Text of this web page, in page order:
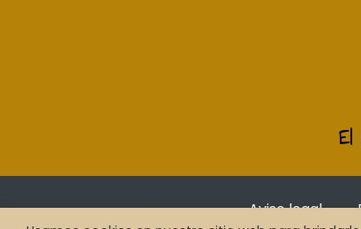
El
Aviso legal